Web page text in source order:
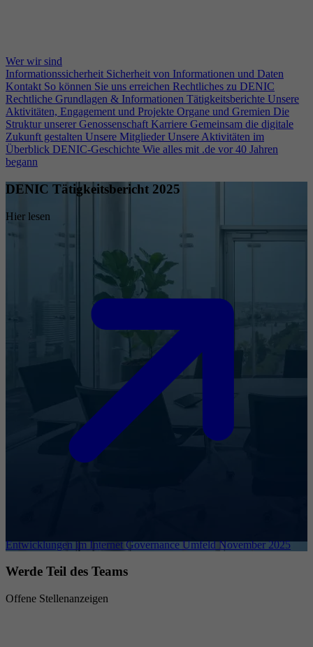
Wer wir sind
Informationssicherheit Sicherheit von Informationen und Daten
Kontakt So können Sie uns erreichen Rechtliches zu DENIC
Rechtliche Grundlagen & Informationen Tätigkeitsberichte Unsere
Aktivitäten, Engagement und Projekte Organe und Gremien Die
Struktur unserer Genossenschaft Karriere Gemeinsam die digitale
Zukunft gestalten Unsere Mitglieder Unsere Aktivitäten im
Überblick DENIC-Geschichte Wie alles mit .de vor 40 Jahren
begann
DENIC Tätigkeitsbericht 2025
Hier lesen
Entwicklungen im Internet Governance Umfeld November 2025
Werde Teil des Teams
Offene Stellenanzeigen